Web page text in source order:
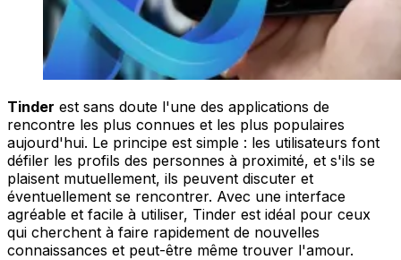
Tinder est sans doute l'une des applications de
rencontre les plus connues et les plus populaires
aujourd'hui. Le principe est simple : les utilisateurs font
défiler les profils des personnes à proximité, et s'ils se
plaisent mutuellement, ils peuvent discuter et
éventuellement se rencontrer. Avec une interface
agréable et facile à utiliser, Tinder est idéal pour ceux
qui cherchent à faire rapidement de nouvelles
connaissances et peut-être même trouver l'amour.